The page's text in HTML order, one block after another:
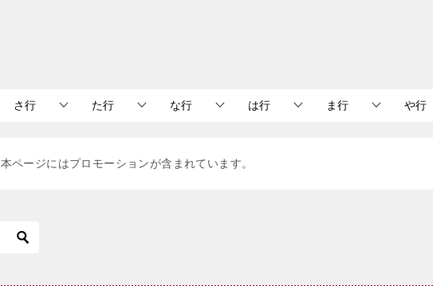
さ行 た行 な行 は行 ま行 や行
本ページにはプロモーションが含まれています。